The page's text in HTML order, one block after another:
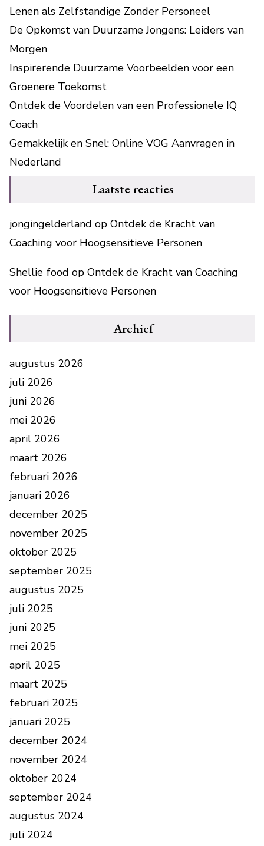
Lenen als Zelfstandige Zonder Personeel
De Opkomst van Duurzame Jongens: Leiders van
Morgen
Inspirerende Duurzame Voorbeelden voor een
Groenere Toekomst
Ontdek de Voordelen van een Professionele IQ
Coach
Gemakkelijk en Snel: Online VOG Aanvragen in
Nederland
Laatste reacties
jongingelderland op Ontdek de Kracht van
Coaching voor Hoogsensitieve Personen
Shellie food op Ontdek de Kracht van Coaching
voor Hoogsensitieve Personen
Archief
augustus 2026
juli 2026
juni 2026
mei 2026
april 2026
maart 2026
februari 2026
januari 2026
december 2025
november 2025
oktober 2025
september 2025
augustus 2025
juli 2025
juni 2025
mei 2025
april 2025
maart 2025
februari 2025
januari 2025
december 2024
november 2024
oktober 2024
september 2024
augustus 2024
juli 2024